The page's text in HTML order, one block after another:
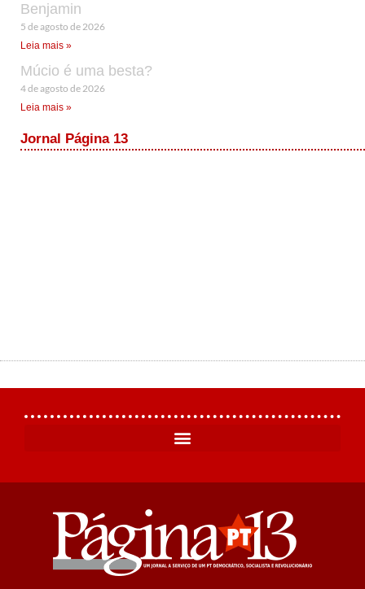
Benjamin
5 de agosto de 2026
Leia mais »
Múcio é uma besta?
4 de agosto de 2026
Leia mais »
Jornal Página 13